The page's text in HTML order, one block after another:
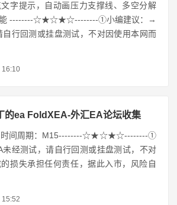
字提示，自动画压力支撑线、多空分解
能 --------☆★☆★☆--------①小编建议：→
自行回测或挂盘测试，不对因使用本网而
16:10
的ea FoldXEA-外汇EA论坛收集
时间周期：M15--------☆★☆★☆--------①
经测试，请自行回测或挂盘测试，不对
损失承担任何责任，据此入市，风险自
15:52